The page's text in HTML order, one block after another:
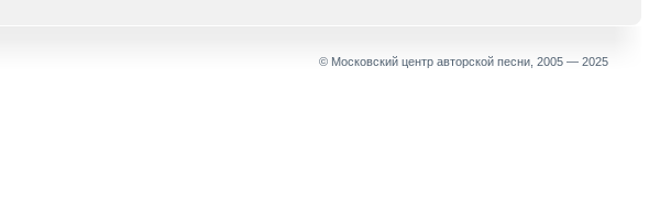
© Московский центр авторской песни, 2005 — 2025